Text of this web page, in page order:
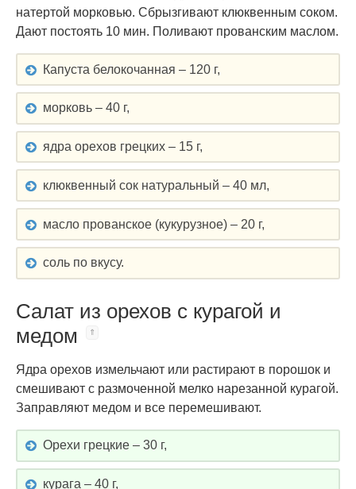
натертой морковью. Сбрызгивают клюквенным соком.
Дают постоять 10 мин. Поливают прованским маслом.
Капуста белокочанная – 120 г,
морковь – 40 г,
ядра орехов грецких – 15 г,
клюквенный сок натуральный – 40 мл,
масло прованское (кукурузное) – 20 г,
соль по вкусу.
Салат из орехов с курагой и
медом
Ядра орехов измельчают или растирают в порошок и
смешивают с размоченной мелко нарезанной курагой.
Заправляют медом и все перемешивают.
Орехи грецкие – 30 г,
курага – 40 г,